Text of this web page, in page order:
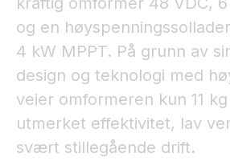
og en
4 kW MPPT. På grunn av
design og teknologi med
veier omformeren kun 11
utmerket effektivitet, lav
svært stillegående drift.